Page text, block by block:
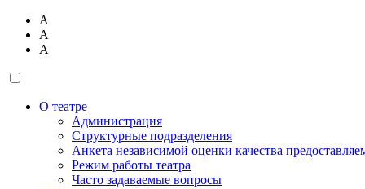
А
А
А
О театре
Администрация
Структурные подразделения
Анкета независимой оценки качества
Режим работы театра
Часто задаваемые вопросы